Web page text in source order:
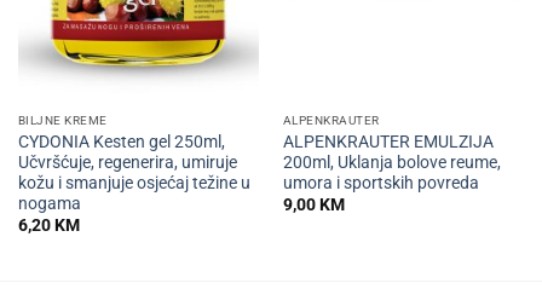
BILJNE KREME
CYDONIA Kesten gel 250ml,
Učvršćuje, regenerira, umiruje
kožu i smanjuje osjećaj težine u
nogama
6,20KM
ALPENKRAUTER
ALPENKRAUTER EMULZIJA
200ml, Uklanja bolove reume,
umora i sportskih povreda
9,00KM